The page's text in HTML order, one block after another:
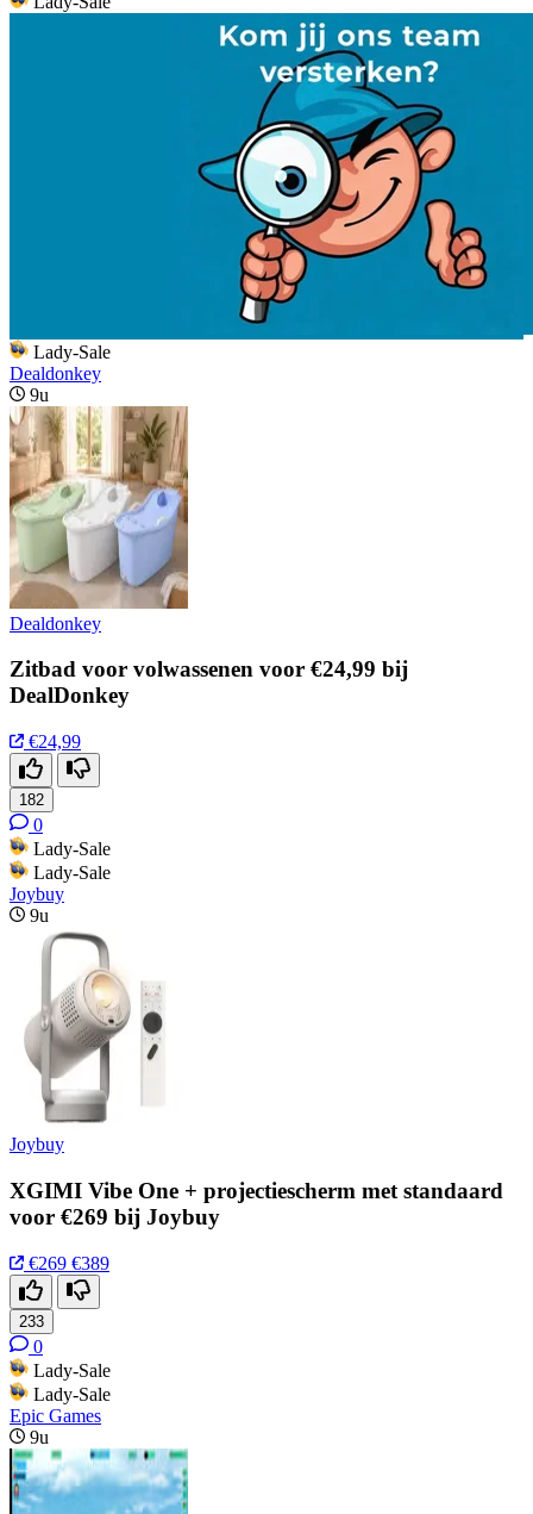
Lady-Sale
Dealdonkey
9u
Dealdonkey
Zitbad voor volwassenen voor €24,99 bij
DealDonkey
€24,99
182
0
Lady-Sale
Lady-Sale
Joybuy
9u
Joybuy
XGIMI Vibe One + projectiescherm met standaard
voor €269 bij Joybuy
€269 €389
233
0
Lady-Sale
Lady-Sale
Epic Games
9u